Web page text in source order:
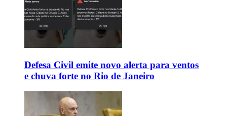
Defesa Civil emite novo alerta para ventos
e chuva forte no Rio de Janeiro